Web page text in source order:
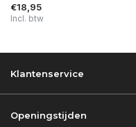
€18,95
Incl. btw
Klantenservice
Openingstijden